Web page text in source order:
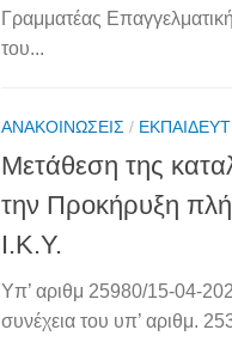
Γραμματέας
του...
ΑΝΑΚΟΙΝΏΣΕΙΣ /
Μετάθεση της
την Προκήρυξη
Ι.Κ.Υ.
Υπ’ αριθμ 25980/15-04-
συνέχεια του υπ’ αριθμ.